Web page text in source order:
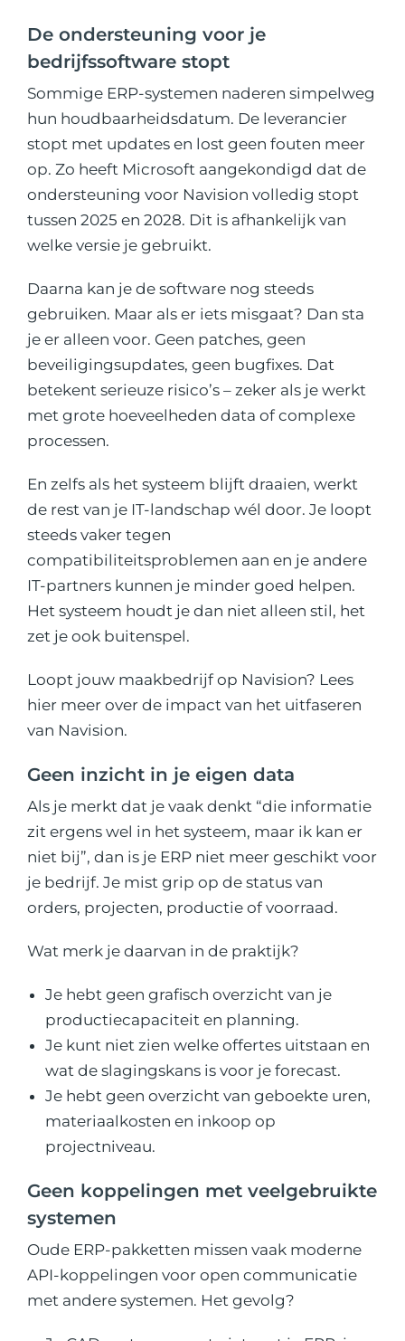
De ondersteuning voor je
bedrijfssoftware stopt
Sommige ERP-systemen naderen simpelweg
hun houdbaarheidsdatum. De leverancier
stopt met updates en lost geen fouten meer
op. Zo heeft Microsoft aangekondigd dat de
ondersteuning voor Navision volledig stopt
tussen 2025 en 2028. Dit is afhankelijk van
welke versie je gebruikt.
Daarna kan je de software nog steeds
gebruiken. Maar als er iets misgaat? Dan sta
je er alleen voor. Geen patches, geen
beveiligingsupdates, geen bugfixes. Dat
betekent serieuze risico’s – zeker als je werkt
met grote hoeveelheden data of complexe
processen.
En zelfs als het systeem blijft draaien, werkt
de rest van je IT-landschap wél door. Je loopt
steeds vaker tegen
compatibiliteitsproblemen aan en je andere
IT-partners kunnen je minder goed helpen.
Het systeem houdt je dan niet alleen stil, het
zet je ook buitenspel.
Loopt jouw maakbedrijf op Navision? Lees
hier meer over de impact van het uitfaseren
van Navision.
Geen inzicht in je eigen data
Als je merkt dat je vaak denkt “die informatie
zit ergens wel in het systeem, maar ik kan er
niet bij”, dan is je ERP niet meer geschikt voor
je bedrijf. Je mist grip op de status van
orders, projecten, productie of voorraad.
Wat merk je daarvan in de praktijk?
Je hebt geen grafisch overzicht van je
productiecapaciteit en planning.
Je kunt niet zien welke offertes uitstaan en
wat de slagingskans is voor je forecast.
Je hebt geen overzicht van geboekte uren,
materiaalkosten en inkoop op
projectniveau.
Geen koppelingen met veelgebruikte
systemen
Oude ERP-pakketten missen vaak moderne
API-koppelingen voor open communicatie
met andere systemen. Het gevolg?